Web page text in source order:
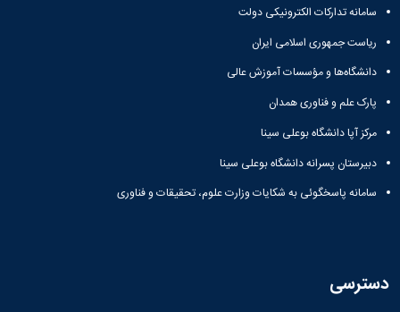
و
منابع
طبیعی
تویسرکان
فنی
و
مهندسی
مدیریت
و
حسابداری
بهار
نهاوند
سامانه تدارکات الکترونیکی دولت
ریاست جمهوری اسلامی ایران
دانشگاه‌ها و مؤسسات آموزش عالی
پارک علم و فناوری همدان
مرکز آپا دانشگاه بوعلی سینا
دبیرستان پسرانه دانشگاه بوعلی سینا
سامانه پاسخگوئی به شکایات وزارت علوم، تحقیقات و فناوری
دسترسی